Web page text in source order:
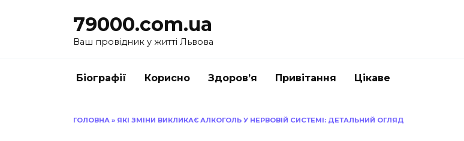
79000.com.ua
Ваш провідник у житті Львова
Біографії Корисно Здоров’я Привітання Цікаве
ГОЛОВНА » ЯКІ ЗМІНИ ВИКЛИКАЄ АЛКОГОЛЬ У НЕРВОВІЙ СИСТЕМІ: ДЕТАЛЬНИЙ ОГЛЯД